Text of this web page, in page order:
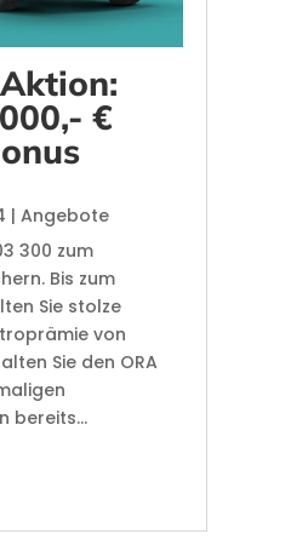
€
| Angebote
300 zum
Bis zum
Sie stolze
von
Sie den ORA
bereits...